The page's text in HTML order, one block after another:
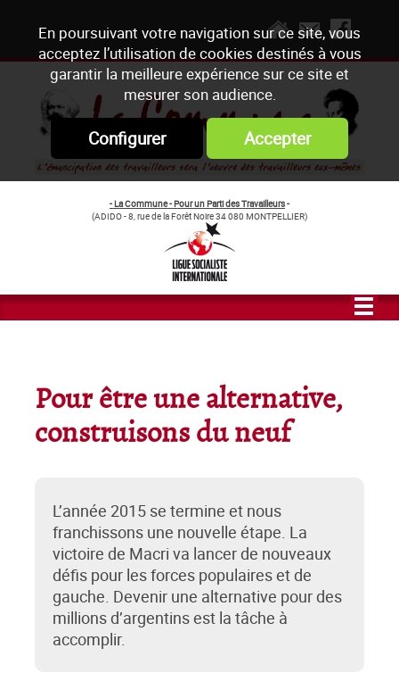
En poursuivant votre navigation sur ce site, vous
acceptez l’utilisation de cookies destinés à vous
garantir la meilleure expérience sur ce site et
mesurer son audience.
Configurer Accepter
- La Commune - Pour un Parti des Travailleurs-
(ADIDO - 8, rue de la Forêt Noire 34 080 MONTPELLIER)
Pour être une alternative,
construisons du neuf
L’année 2015 se termine et nous
franchissons une nouvelle étape. La
victoire de Macri va lancer de nouveaux
défis pour les forces populaires et de
gauche. Devenir une alternative pour des
millions d’argentins est la tâche à
accomplir.